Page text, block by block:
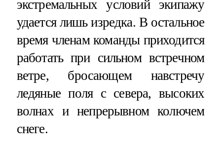
экстремальных условий экипажу
удается лишь изредка. В остальное
время членам команды приходится
работать при сильном встречном
ветре, бросающем навстречу
ледяные поля с севера, высоких
волнах и непрерывном колючем
снеге.